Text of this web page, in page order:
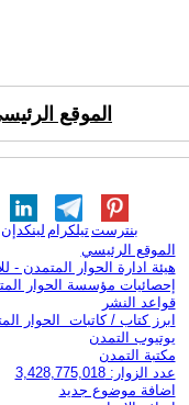
الموقع
لينكدإن تيلكرامبنترست
الموقع الرئيسي
هيئة ادارة الحوار المتمدن -
إحصائيات مؤسسة الحوار
قواعد النشر
ابرز كتاب / كاتبات الحوار
يوتيوب التمدن
مكتبة التمدن
عدد الزوار: 3,428,775,018
اضافة موضوع جديد